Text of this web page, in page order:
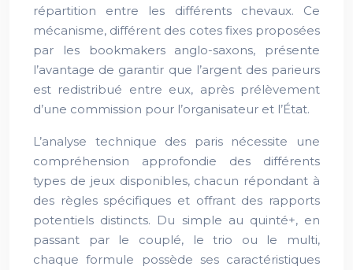
répartition entre les différents chevaux. Ce
mécanisme, différent des cotes fixes proposées
par les bookmakers anglo-saxons, présente
l’avantage de garantir que l’argent des parieurs
est redistribué entre eux, après prélèvement
d’une commission pour l’organisateur et l’État.
L’analyse technique des paris nécessite une
compréhension approfondie des différents
types de jeux disponibles, chacun répondant à
des règles spécifiques et offrant des rapports
potentiels distincts. Du simple au quinté+, en
passant par le couplé, le trio ou le multi,
chaque formule possède ses caractéristiques